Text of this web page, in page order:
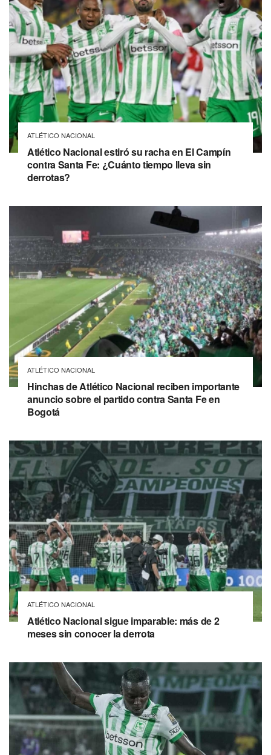
ATLÉTICO NACIONAL
Atlético Nacional estiró su racha en El Campín
contra Santa Fe: ¿Cuánto tiempo lleva sin
derrotas?
ATLÉTICO NACIONAL
Hinchas de Atlético Nacional reciben importante
anuncio sobre el partido contra Santa Fe en
Bogotá
ATLÉTICO NACIONAL
Atlético Nacional sigue imparable: más de 2
meses sin conocer la derrota